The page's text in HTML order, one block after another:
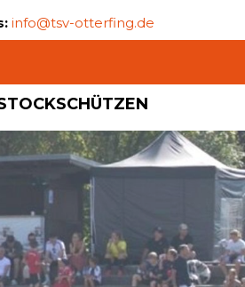
info@tsv-otterfing.de